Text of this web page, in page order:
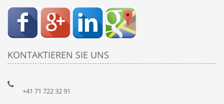
KONTAKTIEREN SIE UNS
+41 71 722 32 91